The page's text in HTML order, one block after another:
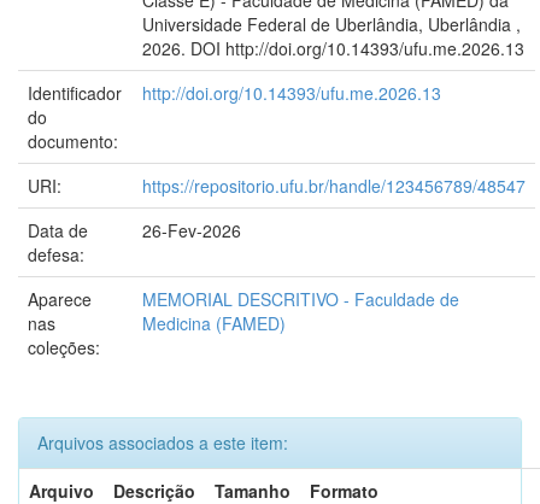
Universidade Federal de Uberlândia, Uberlândia ,
2026. DOI http://doi.org/10.14393/ufu.me.2026.13
Identificador
do
documento:
http://doi.org/10.14393/ufu.me.2026.13
URI:
https://repositorio.ufu.br/handle/123456789/48547
Data de
defesa:
26-Fev-2026
Aparece
nas
coleções:
MEMORIAL DESCRITIVO - Faculdade de
Medicina (FAMED)
Arquivos associados a este item:
Arquivo
Descrição Tamanho
Formato